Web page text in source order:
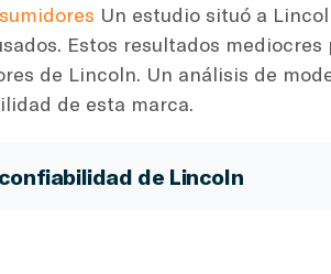
Un estudio situó a
Estos resultados
de Lincoln. Un análisis de
de esta marca.
de Lincoln